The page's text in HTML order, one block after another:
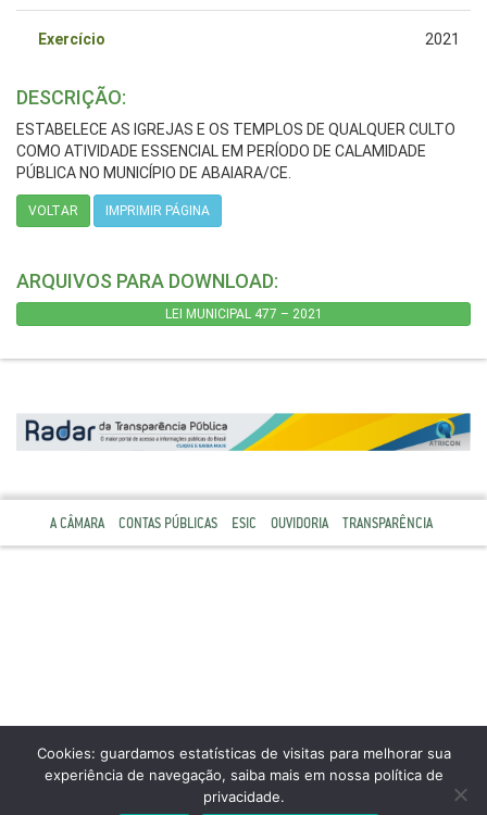
Exercício 2021
DESCRIÇÃO:
ESTABELECE AS IGREJAS E OS TEMPLOS DE QUALQUER CULTO
COMO ATIVIDADE ESSENCIAL EM PERÍODO DE CALAMIDADE
PÚBLICA NO MUNICÍPIO DE ABAIARA/CE.
VOLTAR IMPRIMIR PÁGINA
ARQUIVOS PARA DOWNLOAD:
LEI MUNICIPAL 477 – 2021
A CÂMARA CONTAS PÚBLICAS ESIC OUVIDORIA TRANSPARÊNCIA
Cookies: guardamos estatísticas de visitas para melhorar sua
experiência de navegação, saiba mais em nossa política de
privacidade.